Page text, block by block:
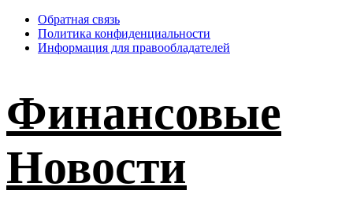
Перейти
содержимому
Обратная связь
Политика конфиденциальности
Информация для правообладателей
Финансовые
Новости